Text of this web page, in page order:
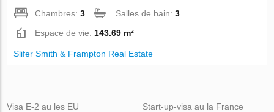
Chambres:3 Salles de bain:3
Espace de vie: 143.69 m²
Slifer Smith & Frampton Real Estate
Visa E-2 au les EU
Start-up-visa au la France